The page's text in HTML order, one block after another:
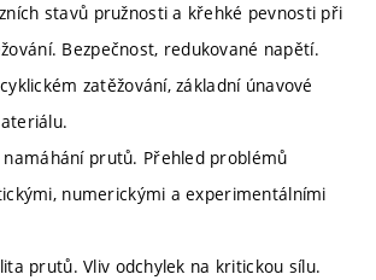
stavů pružnosti a křehké pevnosti při
Bezpečnost, redukované napětí.
zatěžování, základní únavové
namáhání prutů. Přehled problémů
numerickými a experimentálními
prutů. Vliv odchylek na kritickou sílu.